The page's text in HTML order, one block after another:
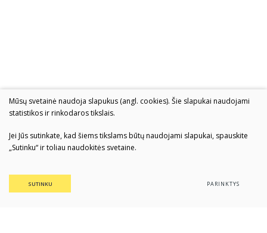
Mūsų svetainė naudoja slapukus (angl. cookies). Šie slapukai naudojami
statistikos ir rinkodaros tikslais.
Jei Jūs sutinkate, kad šiems tikslams būtų naudojami slapukai, spauskite
„Sutinku“ ir toliau naudokitės svetaine.
SUTINKU PARINKTYS